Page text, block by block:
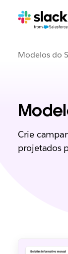
Modelos do
Crie
projetados